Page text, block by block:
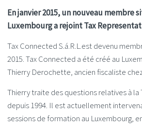
En janvier 2015, un nouveau membre
Luxembourg a rejoint Tax
Tax Connected S.á.R.L.est devenu
2015. Tax Connected a été créé au
Thierry Derochette, ancien fiscaliste
Thierry traite des questions relatives à la
depuis 1994. Il est actuellement
sessions de formation au Luxembourg,